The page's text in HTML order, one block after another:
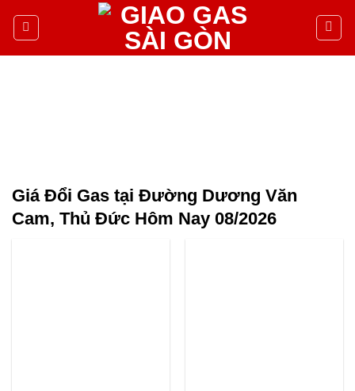
Giá Đổi Gas tại Đường Dương Văn
Cam, Thủ Đức Hôm Nay 08/2026